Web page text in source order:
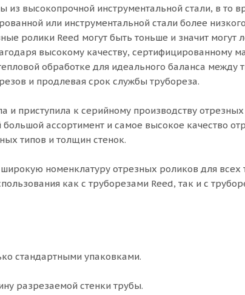
из высокопрочной инструментальной стали, в то
или инструментальной стали более
ролики Reed могут быть тоньше и значит могут
высокому качеству, сертифицированному
обработке для идеального баланса между
и продлевая срок службы трубореза.
и приступила к серийному производству
ассортимент и самое высокое качество
типов и толщин стенок.
номенклатуру отрезных роликов для всех
как с труборезами Reed, так и с
стандартными упаковками.
разрезаемой стенки трубы.